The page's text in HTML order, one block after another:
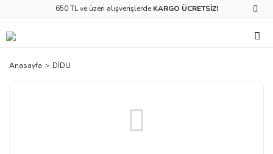
650 TL ve üzeri alışverişlerde KARGO ÜCRETSİZ!
Anasayfa DİDU